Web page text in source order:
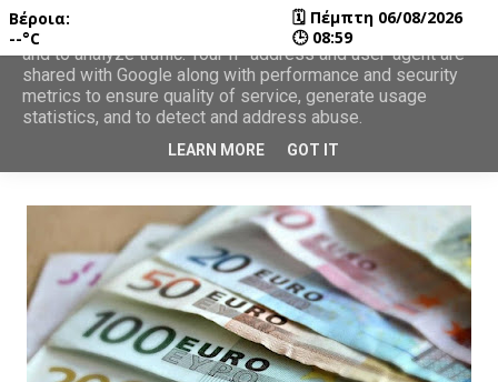
Βέροια:
--°C
🗓 Πέμπτη 06/08/2026
🕒 08:59
This site uses cookies from Google to deliver its services
and to analyze traffic. Your IP address and user-agent are
shared with Google along with performance and security
metrics to ensure quality of service, generate usage
statistics, and to detect and address abuse.
LEARN MORE GOT IT